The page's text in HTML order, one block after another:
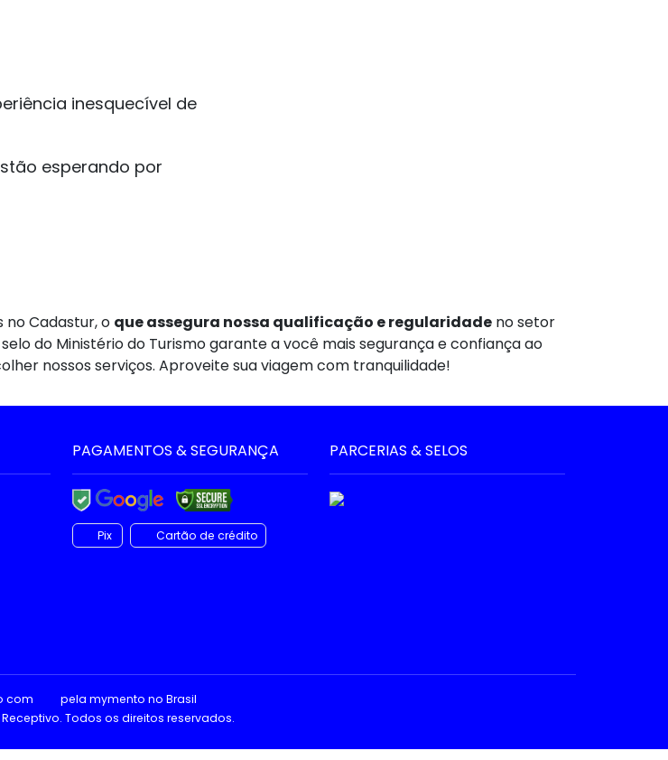
inesquecível de
esperando por
no Cadastur, o que assegura nossa qualificação e regularidade no setor
do Ministério do Turismo garante a você mais segurança e confiança ao
nossos serviços. Aproveite sua viagem com tranquilidade!
PAGAMENTOS & SEGURANÇA
Pix Cartão de crédito
PARCERIAS & SELOS
com pela mymento no Brasil
Todos os direitos reservados.